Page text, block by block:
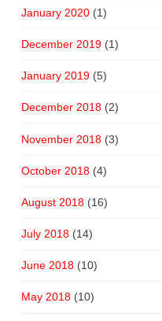
January 2020(1)
December 2019(1)
January 2019(5)
December 2018(2)
November 2018(3)
October 2018(4)
August 2018(16)
July 2018(14)
June 2018(10)
May 2018(10)